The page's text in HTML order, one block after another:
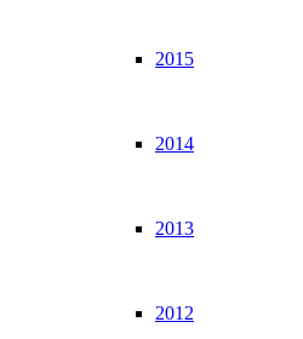
2015
2014
2013
2012